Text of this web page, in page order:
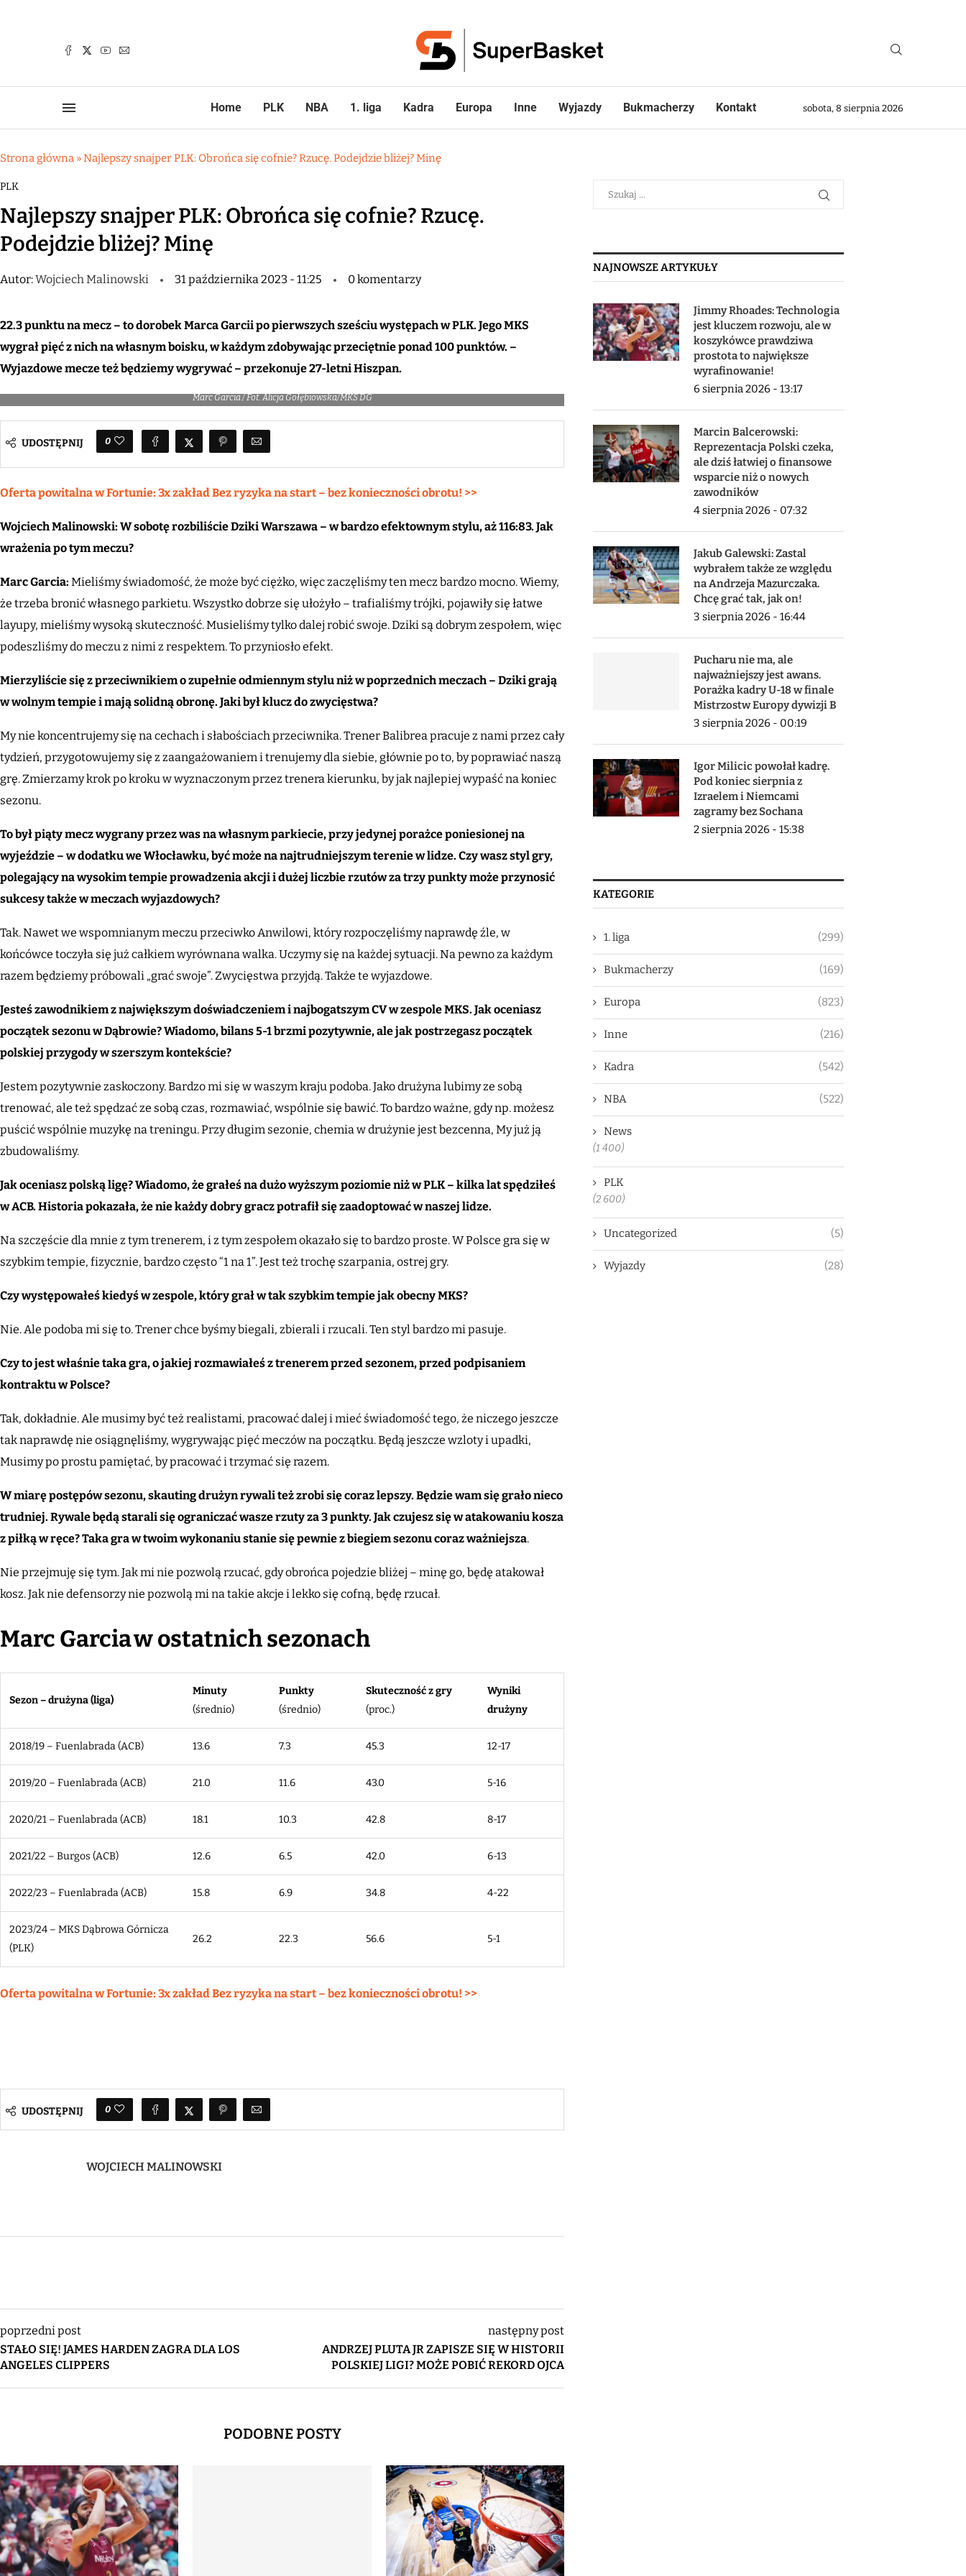
Home PLK NBA 1. liga Kadra Europa Inne Wyjazdy Bukmacherzy Kontakt sobota, 8 sierpnia 2026
Strona główna »Najlepszy snajper PLK: Obrońca się cofnie? Rzucę. Podejdzie bliżej? Minę
PLK
Najlepszy snajper PLK: Obrońca się cofnie? Rzucę.
Podejdzie bliżej? Minę
Autor:Wojciech Malinowski 31 października 2023 - 11:25 0 komentarzy
22.3 punktu na mecz – to dorobek Marca Garcii po pierwszych sześciu występach w PLK. Jego MKS
wygrał pięć z nich na własnym boisku, w każdym zdobywając przeciętnie ponad 100 punktów. –
Wyjazdowe mecze też będziemy wygrywać – przekonuje 27-letni Hiszpan.
Marc Garcia / Fot. Alicja Gołębiowska/MKS DG
UDOSTĘPNIJ 0
Oferta powitalna w Fortunie: 3x zakład Bez ryzyka na start – bez konieczności obrotu! >>
Wojciech Malinowski: W sobotę rozbiliście Dziki Warszawa – w bardzo efektownym stylu,aż 116:83. Jak
wrażenia po tym meczu?
Marc Garcia: Mieliśmy świadomość, że może być ciężko, więc zaczęliśmy ten mecz bardzo mocno. Wiemy,
że trzeba bronić własnego parkietu. Wszystko dobrze się ułożyło – trafialiśmy trójki, pojawiły się łatwe
layupy, mieliśmy wysoką skuteczność. Musieliśmy tylko dalej robić swoje. Dziki są dobrym zespołem, więc
podeszliśmy do meczu z nimi z respektem. To przyniosło efekt.
Mierzyliście się z przeciwnikiem o zupełnie odmiennym stylu niż w poprzednich meczach – Dziki grają
w wolnym tempie i mają solidną obronę. Jaki był klucz do zwycięstwa?
My nie koncentrujemy się na cechach i słabościach przeciwnika. Trener Balibrea pracuje z nami przez cały
tydzień, przygotowujemy się z zaangażowaniem i trenujemy dla siebie, głównie po to, by poprawiać naszą
grę. Zmierzamy krok po kroku w wyznaczonym przez trenera kierunku, by jak najlepiej wypaść na koniec
sezonu.
To był piąty mecz wygrany przez was na własnym parkiecie, przy jedynej porażce poniesionej na
wyjeździe – w dodatku we Włocławku, być może na najtrudniejszym terenie w lidze. Czy wasz styl gry,
polegający na wysokim tempie prowadzenia akcji i dużej liczbie rzutów za trzy punkty może przynosić
sukcesy także w meczach wyjazdowych?
Tak. Nawet we wspomnianym meczu przeciwko Anwilowi, który rozpoczęliśmy naprawdę źle, w
końcówce toczyła się już całkiem wyrównana walka. Uczymy się na każdej sytuacji. Na pewno za każdym
razem będziemy próbowali „grać swoje”. Zwycięstwa przyjdą. Także te wyjazdowe.
Jesteś zawodnikiem z największym doświadczeniem i najbogatszym CV w zespole MKS. Jak oceniasz
początek sezonu w Dąbrowie? Wiadomo, bilans 5-1 brzmi pozytywnie, ale jak postrzegasz początek
polskiej przygody w szerszym kontekście?
Jestem pozytywnie zaskoczony. Bardzo mi się w waszym kraju podoba. Jako drużyna lubimy ze sobą
trenować, ale też spędzać ze sobą czas, rozmawiać, wspólnie się bawić. To bardzo ważne, gdy np. możesz
puścić wspólnie muzykę na treningu. Przy długim sezonie, chemia w drużynie jest bezcenna, My już ją
zbudowaliśmy.
Jak oceniasz polską ligę? Wiadomo, że grałeś na dużo wyższym poziomie niż w PLK – kilka lat spędziłeś
w ACB. Historia pokazała, że nie każdy dobry gracz potrafił się zaadoptować w naszej lidze.
Na szczęście dla mnie z tym trenerem, i z tym zespołem okazało się to bardzo proste. W Polsce gra się w
szybkim tempie, fizycznie, bardzo często “1 na 1”. Jest też trochę szarpania, ostrej gry.
Czy występowałeś kiedyś w zespole, który grał w tak szybkim tempie jak obecny MKS?
Nie. Ale podoba mi się to. Trener chce byśmy biegali, zbierali i rzucali. Ten styl bardzo mi pasuje.
Czy to jest właśnie taka gra, o jakiej rozmawiałeś z trenerem przed sezonem, przed podpisaniem
kontraktu w Polsce?
Tak, dokładnie. Ale musimy być też realistami, pracować dalej i mieć świadomość tego, że niczego jeszcze
tak naprawdę nie osiągnęliśmy, wygrywając pięć meczów na początku. Będą jeszcze wzloty i upadki,
Musimy po prostu pamiętać, by pracować i trzymać się razem.
W miarę postępów sezonu, skauting drużyn rywali też zrobi się coraz lepszy. Będzie wam się grało nieco
trudniej. Rywale będą starali się ograniczać wasze rzuty za 3 punkty. Jak czujesz się w atakowaniu kosza
z piłką w ręce? Taka gra w twoim wykonaniu stanie się pewnie z biegiem sezonu coraz ważniejsza.
Nie przejmuję się tym. Jak mi nie pozwolą rzucać, gdy obrońca pojedzie bliżej – minę go, będę atakował
kosz. Jak nie defensorzy nie pozwolą mi na takie akcje i lekko się cofną, będę rzucał.
Marc Garciaw ostatnich sezonach
Sezon – drużyna (liga)
Minuty
(średnio)
Punkty
(średnio)
Skuteczność z gry
(proc.)
Wyniki
drużyny
2018/19 – Fuenlabrada (ACB) 13.6 7.3 45.3 12-17
2019/20 – Fuenlabrada (ACB) 21.0 11.6 43.0 5-16
2020/21 – Fuenlabrada (ACB) 18.1 10.3 42.8 8-17
2021/22 – Burgos (ACB) 12.6 6.5 42.0 6-13
2022/23 – Fuenlabrada (ACB) 15.8 6.9 34.8 4-22
2023/24 – MKS Dąbrowa Górnicza
(PLK)
26.2 22.3 56.6 5-1
Oferta powitalna w Fortunie: 3x zakład Bez ryzyka na start – bez konieczności obrotu! >>
UDOSTĘPNIJ 0
WOJCIECH MALINOWSKI
poprzedni post
STAŁO SIĘ! JAMES HARDEN ZAGRA DLA LOS
ANGELES CLIPPERS
następny post
ANDRZEJ PLUTA JR ZAPISZE SIĘ W HISTORII
POLSKIEJ LIGI? MOŻE POBIĆ REKORD OJCA
PODOBNE POSTY
NAJNOWSZE ARTYKUŁY
Jimmy Rhoades: Technologia
jest kluczem rozwoju, ale w
koszykówce prawdziwa
prostota to największe
wyrafinowanie!
6 sierpnia 2026 - 13:17
Marcin Balcerowski:
Reprezentacja Polski czeka,
ale dziś łatwiej o finansowe
wsparcie niż o nowych
zawodników
4 sierpnia 2026 - 07:32
Jakub Galewski: Zastal
wybrałem także ze względu
na Andrzeja Mazurczaka.
Chcę grać tak, jak on!
3 sierpnia 2026 - 16:44
Pucharu nie ma, ale
najważniejszy jest awans.
Porażka kadry U-18 w finale
Mistrzostw Europy dywizji B
3 sierpnia 2026 - 00:19
Igor Milicic powołał kadrę.
Pod koniec sierpnia z
Izraelem i Niemcami
zagramy bez Sochana
2 sierpnia 2026 - 15:38
KATEGORIE
1. liga (299)
Bukmacherzy (169)
Europa (823)
Inne (216)
Kadra (542)
NBA (522)
News
(1 400)
PLK
(2 600)
Uncategorized (5)
Wyjazdy (28)